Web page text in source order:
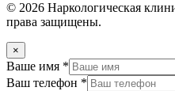
© 2026 Наркологическая
права защищены.
×
Ваше имя *
Ваш телефон *